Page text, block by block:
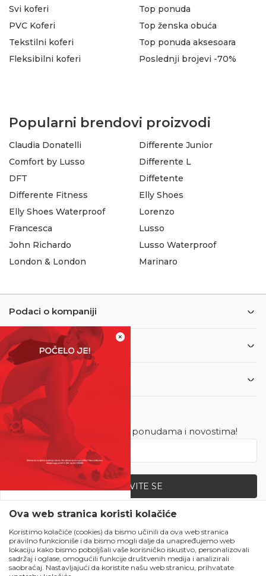
×
SVE UPOLA CIJENE!
Čekanju je kraj!
Počela je omiljena
ljetna akcija u Obući
Metro!
Svi koferi
PVC Koferi
Tekstilni koferi
Fleksibilni koferi
Top ponuda
Top ženska obuća
Top ponuda aksesoara
Poslednji brojevi -70%
Popularni brendovi proizvodi
Claudia Donatelli
Comfort by Lusso
DFT
Differente Fitness
Differente Junior
Differente L
Diffetente
Elly Shoes
Elly Shoes Waterproof
Francesca
John Richardo
London & London
Lorenzo
Lusso
Lusso Waterproof
Marinaro
Podaci o kompaniji
Informacije
Korisnički servis
Newsletter
Budite u toku sa najnovijim ponudama i novostima!
PRIJAVITE SE
Zapratite nas
Ova web stranica koristi kolačiće
Koristimo kolačiće (cookies) da bismo učinili da ova web stranica
pravilno funkcioniše i da bismo mogli dalje da unapređujemo web
lokaciju kako bismo poboljšali vaše korisničko iskustvo, personalizovali
sadržaj i oglase, omogućili funkcije društvenih medija i analizirali
saobraćaj. Nastavljajući da koristite našu web stranicu, prihvatate